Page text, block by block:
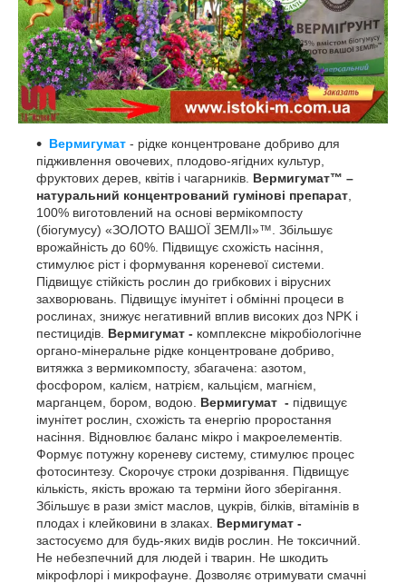
Вермигумат - рідке концентроване добриво для
підживлення овочевих, плодово-ягідних культур,
фруктових дерев, квітів і чагарників. Вермигумат™ –
натуральний концентрований гумінові препарат,
100% виготовлений на основі вермікомпосту
(біогумусу) «ЗОЛОТО ВАШОЇ ЗЕМЛІ»™. Збільшує
врожайність до 60%. Підвищує схожість насіння,
стимулює ріст і формування кореневої системи.
Підвищує стійкість рослин до грибкових і вірусних
захворювань. Підвищує імунітет і обмінні процеси в
рослинах, знижує негативний вплив високих доз NPK і
пестицидів. Вермигумат - комплексне мікробіологічне
органо-мінеральне рідке концентроване добриво,
витяжка з вермикомпосту, збагачена: азотом,
фосфором, калієм, натрієм, кальцієм, магнієм,
марганцем, бором, водою. Вермигумат - підвищує
імунітет рослин, схожість та енергію проростання
насіння. Відновлює баланс мікро і макроелементів.
Формує потужну кореневу систему, стимулює процес
фотосинтезу. Скорочує строки дозрівання. Підвищує
кількість, якість врожаю та терміни його зберігання.
Збільшує в рази зміст маслов, цукрів, білків, вітамінів в
плодах і клейковини в злаках. Вермигумат -
застосуємо для будь-яких видів рослин. Не токсичний.
Не небезпечний для людей і тварин. Не шкодить
мікрофлорі і микрофауне. Дозволяє отримувати смачні